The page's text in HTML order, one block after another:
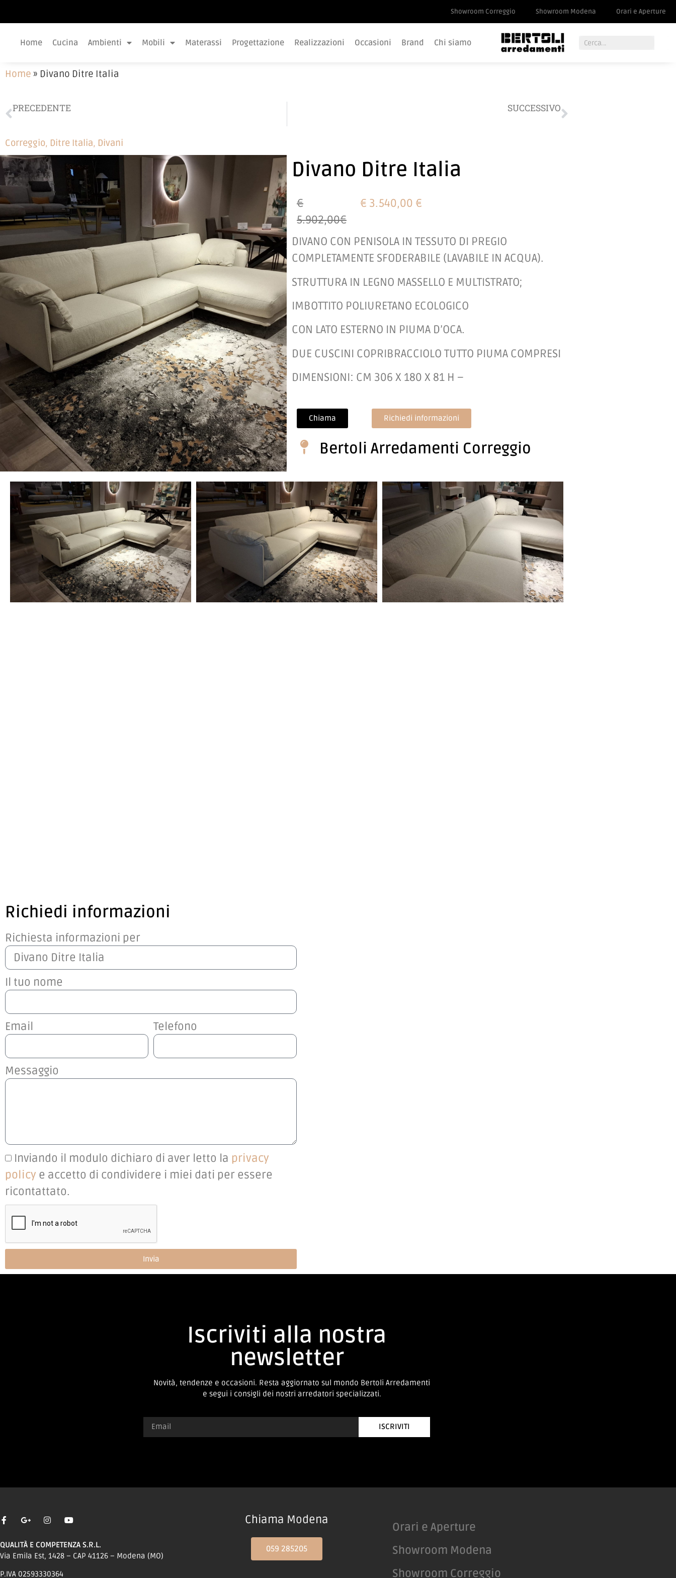
Showroom Correggio Showroom Modena Orari e Aperture
Home Cucina Ambienti Mobili Materassi Progettazione Realizzazioni Occasioni Brand Chi siamo
Home » Divano Ditre Italia
PRECEDENTE SUCCESSIVO
Correggio, Ditre Italia, Divani
Divano Ditre Italia
€
5.902,00€
€ 3.540,00 €
DIVANO CON PENISOLA IN TESSUTO DI PREGIO
COMPLETAMENTE SFODERABILE (LAVABILE IN ACQUA).
STRUTTURA IN LEGNO MASSELLO E MULTISTRATO;
IMBOTTITO POLIURETANO ECOLOGICO
CON LATO ESTERNO IN PIUMA D’OCA.
DUE CUSCINI COPRIBRACCIOLO TUTTO PIUMA COMPRESI
DIMENSIONI: CM 306 X 180 X 81 H –
Chiama Richiedi informazioni
Bertoli Arredamenti Correggio
Richiedi informazioni
Richiesta informazioni per
Il tuo nome
Email Telefono
Messaggio
Inviando il modulo dichiaro di aver letto la privacy
policy e accetto di condividere i miei dati per essere
ricontattato.
Invia
Iscriviti alla nostra
newsletter
Novità, tendenze e occasioni. Resta aggiornato sul mondo Bertoli Arredamenti
e segui i consigli dei nostri arredatori specializzati.
ISCRIVITI
QUALITÀ E COMPETENZA S.R.L.
Via Emila Est, 1428 – CAP 41126 – Modena (MO)
P.IVA 02593330364
Chiama Modena
059 285205
Orari e Aperture
Showroom Modena
Showroom Correggio